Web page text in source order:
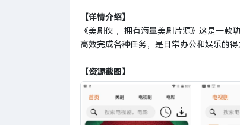
【详情介绍】
《美剧侠 ，拥有海量美剧片源》这是一款
高效完成各种任务，是日常办公和娱乐的得
【资源截图】